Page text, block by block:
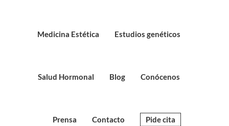
Medicina Estética Estudios genéticos
Salud Hormonal Blog Conócenos
Prensa Contacto Pide cita